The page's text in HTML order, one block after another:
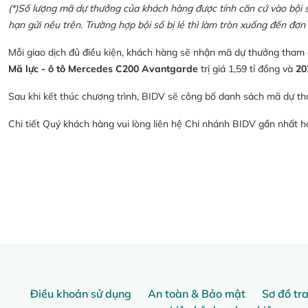
(*)Số lượng mã dự thưởng của khách hàng được tính căn cứ vào
hạn gửi nêu trên. Trường hợp bội số bị lẻ thì làm tròn xuống đến đơn
Mỗi giao dịch đủ điều kiện, khách hàng sẽ nhận mã dự thưởng
Mã lực - ô tô Mercedes C200 Avantgarde trị giá 1,59 tỉ đồng và
Sau khi kết thúc chương trình, BIDV sẽ công bố danh sách mã dự
Chi tiết Quý khách hàng vui lòng liên hệ Chi nhánh BIDV gần nhất
Điều khoản sử dụng An toàn & Bảo mật
Sơ đồ